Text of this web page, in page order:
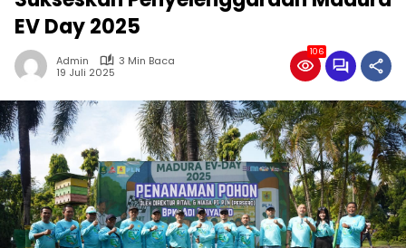
EV Day 2025
Admin
3 Min Baca
19 Juli 2025
106